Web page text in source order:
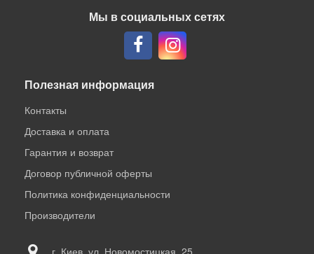
Мы в социальных сетях
Полезная информация
Контакты
Доставка и оплата
Гарантия и возврат
Договор публичной оферты
Политика конфиденциальности
Производители